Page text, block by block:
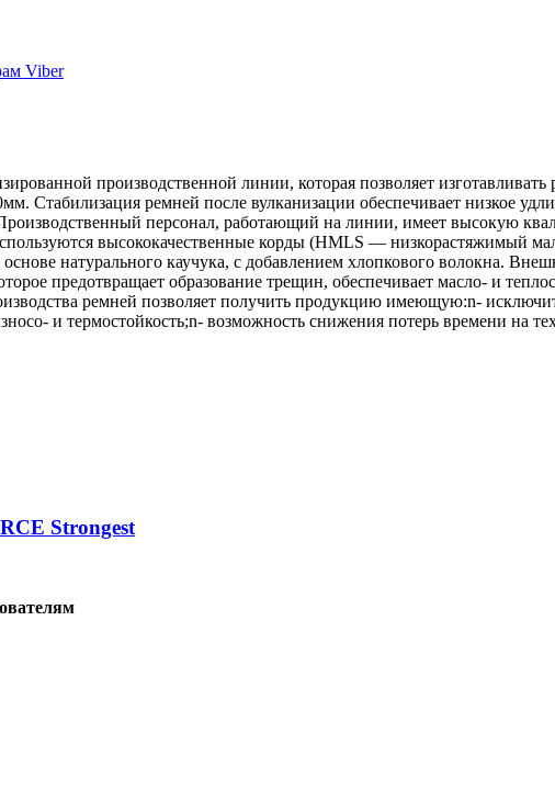
Viber
производственной линии, которая позволяет
ремней после вулканизации обеспечивает низкое
персонал, работающий на линии, имеет высокую
высококачественные корды (HMLS — низкорастяжимый
натурального каучука, с добавлением хлопкового волокна.
предотвращает образование трещин, обеспечивает масло- и
ремней позволяет получить продукцию имеющую:n-
и термостойкость;n- возможность снижения потерь времени на
Strongest